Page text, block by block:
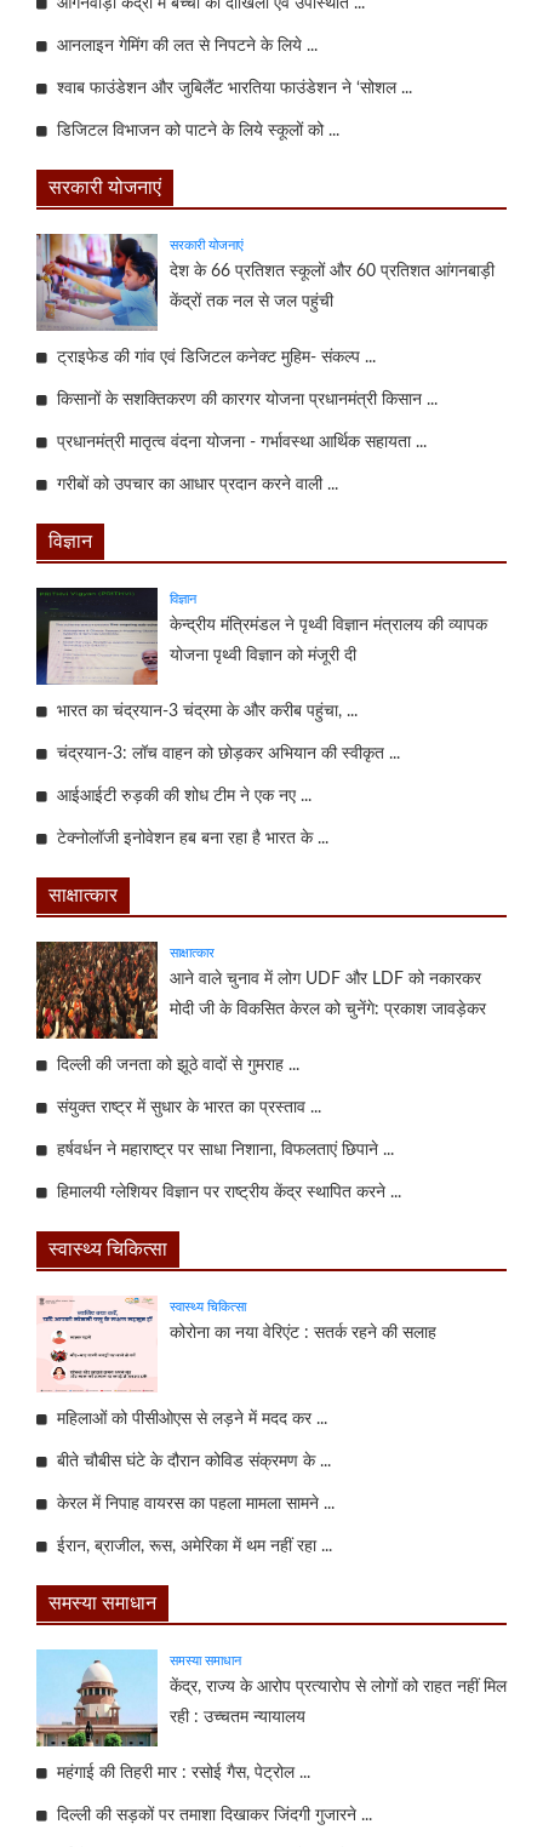
आनलाइन गेमिंग की लत से निपटने के लिये ...
श्वाब फाउंडेशन और जुबिलैंट भारतिया फाउंडेशन ने ‘सोशल ...
डिजिटल विभाजन को पाटने के लिये स्कूलों को ...
सरकारी योजनाएं
सरकारी योजनाएं
देश के 66 प्रतिशत स्कूलों और 60 प्रतिशत आंगनबाड़ी
केंद्रों तक नल से जल पहुंची
ट्राइफेड की गांव एवं डिजिटल कनेक्ट मुहिम- संकल्प ...
किसानों के सशक्तिकरण की कारगर योजना प्रधानमंत्री किसान ...
प्रधानमंत्री मातृत्व वंदना योजना - गर्भावस्था आर्थिक सहायता ...
गरीबों को उपचार का आधार प्रदान करने वाली ...
विज्ञान
विज्ञान
केन्‍द्रीय मंत्रिमंडल ने पृथ्वी विज्ञान मंत्रालय की व्यापक
योजना पृथ्वी विज्ञान को मंजूरी दी
भारत का चंद्रयान-3 चंद्रमा के और करीब पहुंचा, ...
चंद्रयान-3: लॉच वाहन को छोड़कर अभियान की स्वीकृत ...
आईआईटी रुड़की की शोध टीम ने एक नए ...
टेक्नोलॉजी इनोवेशन हब बना रहा है भारत के ...
साक्षात्कार
साक्षात्कार
आने वाले चुनाव में लोग UDF और LDF को नकारकर
मोदी जी के विकसित केरल को चुनेंगे: प्रकाश जावड़ेकर
दिल्ली की जनता को झूठे वादों से गुमराह ...
संयुक्त राष्ट्र में सुधार के भारत का प्रस्ताव ...
हर्षवर्धन ने महाराष्ट्र पर साधा निशाना, विफलताएं छिपाने ...
हिमालयी ग्लेशियर विज्ञान पर राष्ट्रीय केंद्र स्थापित करने ...
स्वास्थ्य चिकित्सा
स्वास्थ्य चिकित्सा
कोरोना का नया वेरिएंट : सतर्क रहने की सलाह
महिलाओं को पीसीओएस से लड़ने में मदद कर ...
बीते चौबीस घंटे के दौरान कोविड संक्रमण के ...
केरल में निपाह वायरस का पहला मामला सामने ...
ईरान, ब्राजील, रूस, अमेरिका में थम नहीं रहा ...
समस्या समाधान
समस्या समाधान
केंद्र, राज्य के आरोप प्रत्यारोप से लोगों को राहत नहीं मिल
रही : उच्चतम न्यायालय
महंगाई की तिहरी मार : रसोई गैस, पेट्रोल ...
दिल्ली की सड़कों पर तमाशा दिखाकर जिंदगी गुजारने ...